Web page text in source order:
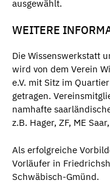
ausgewählt.
WEITERE
Die Wissenswerkstatt
wird von dem Verein
e.V. mit Sitz im
getragen.
namhafte
z.B. Hager, ZF, ME
Als erfolgreiche
Vorläufer in
Schwäbisch-Gmünd.